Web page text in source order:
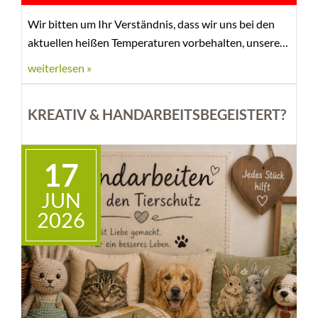
Wir bitten um Ihr Verständnis, dass wir uns bei den
aktuellen heißen Temperaturen vorbehalten, unsere
weiterlesen »
KREATIV & HANDARBEITSBEGEISTERT?
17
JUN
2026